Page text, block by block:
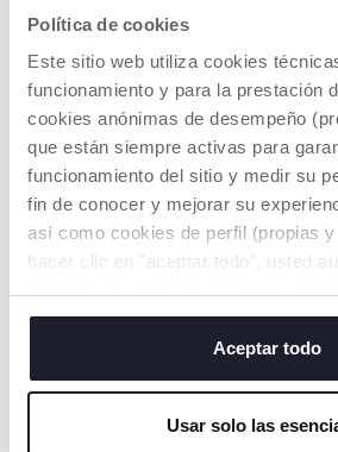
Política de cookies
Este sitio web utiliza cookies
funcionamiento y para la prestación
cookies anónimas de desempeño
que están siempre activas para
funcionamiento del sitio y medir su
fin de conocer y mejorar su
así como cookies de perfil (propias
hacer clic en "aceptar todo", usted
o cambiar o revocar el
algunas cookies, haga clic en
cerrar este banner, usted consiente
servicio solicitado.
Aceptar todo
Usar solo las
MENTE
Con We 2, viajar
nunca ha sido tan
sencillo: es ultra
compacto cuando
está plegado. Una vez
cerrado, puede
acompañarte a todas
partes, incluso
durante los vuelos.
Chicco
ligero:
kg. Es
viajas
FÁCIL DE PLEGAR